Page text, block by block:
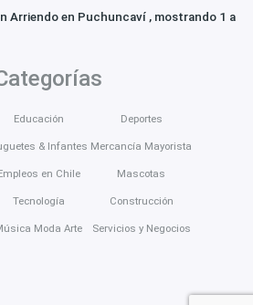
Arriendo en Puchuncaví , mostrando 1 a
Educación
& Infantes
en Chile
Tecnología
Moda Arte
Deportes
Mercancía Mayorista
Mascotas
Construcción
Servicios y Negocios